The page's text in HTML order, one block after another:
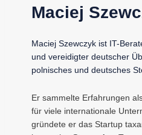
Maciej
Maciej Szewczyk ist IT-
und vereidigter deutscher
polnisches und deutsches
Er sammelte Erfahrungen
für viele internationale
gründete er das Startup